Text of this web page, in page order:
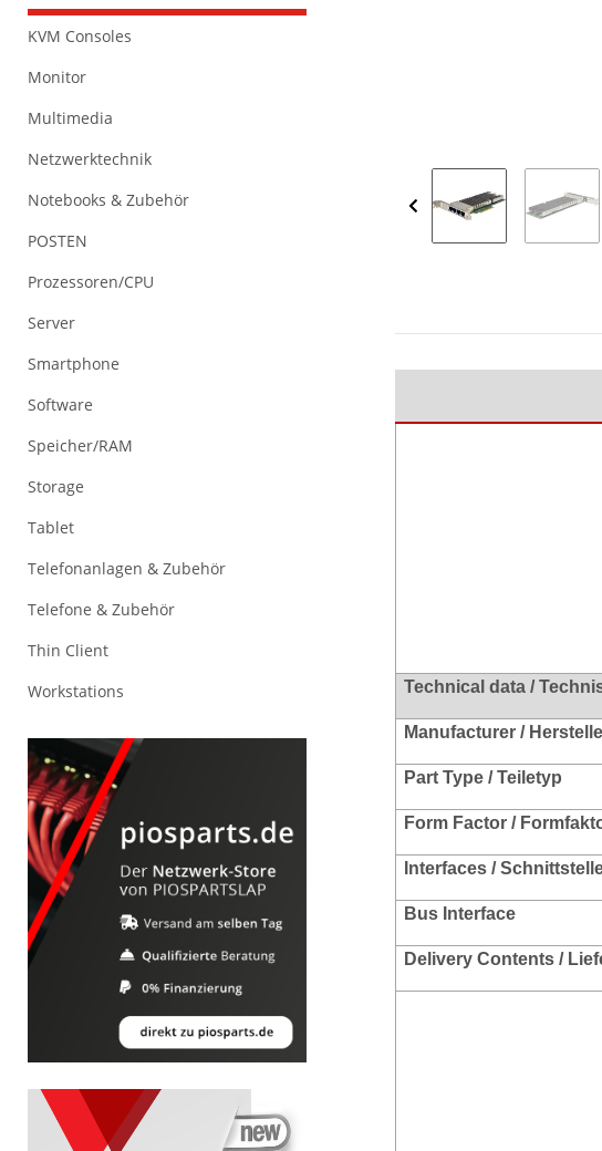
Technical data /
Manufacturer /
Part Type / Teiletyp
Form Factor /
Interfaces /
Bus Interface
Delivery Contents /
KVM Consoles
Monitor
Multimedia
Netzwerktechnik
Notebooks & Zubehör
POSTEN
Prozessoren/CPU
Server
Smartphone
Software
Speicher/RAM
Storage
Tablet
Telefonanlagen & Zubehör
Telefone & Zubehör
Thin Client
Workstations